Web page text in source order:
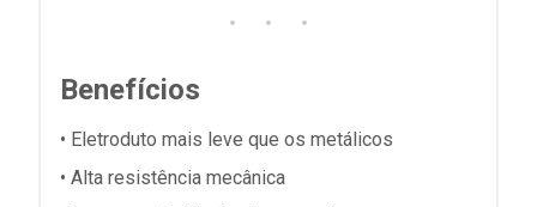
Benefícios
• Eletroduto mais leve que os metálicos
• Alta resistência mecânica